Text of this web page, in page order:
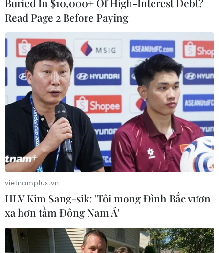
TIN CÙNG CHUYÊN MỤC
Cơ cấu lại vốn nhà nước tại doanh
nghiệp gắn với mục tiêu tăng trưởng
hai con số
07/08/2026 13:16
Bộ Tài chính: Thống nhất bốn
Chương trình mục tiêu quốc gia
thành một tổng thể
07/08/2026 13:06
Tháo gỡ dứt điểm vướng mắc hiện
hữu dự án Nhà máy điện hạt nhân
Buried In $10,000+ Of High-Interest Debt?
Read Page 2 Before Paying
vietnamplus.vn
HLV Kim Sang-sik: 'Tôi mong Đình Bắc vươn
xa hơn tầm Đông Nam Á'